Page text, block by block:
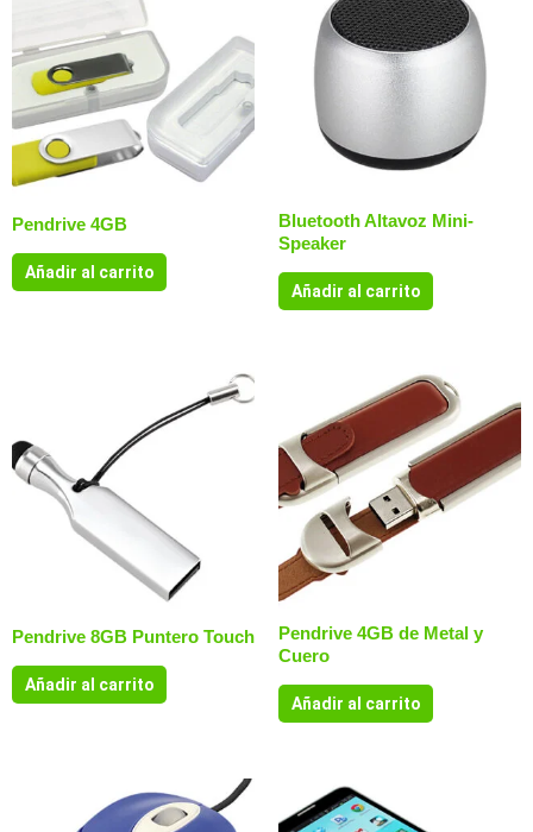
Pendrive 4GB
Añadir al carrito
Bluetooth Altavoz Mini-
Speaker
Añadir al carrito
Pendrive 8GB Puntero Touch
Añadir al carrito
Pendrive 4GB de Metal y
Cuero
Añadir al carrito